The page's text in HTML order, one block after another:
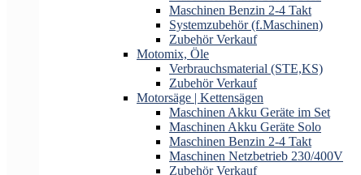
Maschinen Benzin 2-4 Takt
Systemzubehör (f.Maschinen)
Zubehör Verkauf
Motomix, Öle
Verbrauchsmaterial (STE,KS)
Zubehör Verkauf
Motorsäge | Kettensägen
Maschinen Akku Geräte im Set
Maschinen Akku Geräte Solo
Maschinen Benzin 2-4 Takt
Maschinen Netzbetrieb 230/400V
Zubehör Verkauf